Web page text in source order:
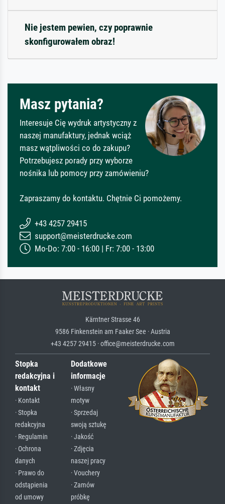
Nie jestem pewien, czy poprawnie
skonfigurowałem obraz!
Masz pytania?
Interesuje Cię wydruk artystyczny z
naszej manufaktury, jednak wciąż
masz wątpliwości co do zakupu?
Potrzebujesz porady przy wyborze
nośnika lub pomocy przy zamówieniu?
Zapraszamy do kontaktu. Chętnie Ci pomożemy.
+43 4257 29415
support@meisterdrucke.com
Mo-Do: 7:00 - 16:00 | Fr: 7:00 - 13:00
Kärntner Strasse 46
9586 Finkenstein am Faaker See · Austria
+43 4257 29415 · office@meisterdrucke.com
Stopka
redakcyjna i
kontakt
· Kontakt
· Stopka
redakcyjna
· Regulamin
· Ochrona
danych
· Prawo do
odstąpienia
od umowy
Dodatkowe
informacje
· Własny
motyw
· Sprzedaj
swoją sztukę
· Jakość
· Zdjęcia
naszej pracy
· Vouchery
· Zamów
próbkę